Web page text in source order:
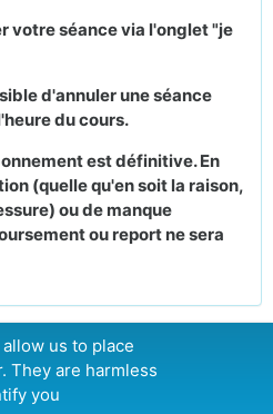
votre séance via l'onglet "je
d'annuler une séance
du cours.
est définitive. En
(quelle qu'en soit la raison,
ou de manque
ou report ne sera
us to place
They are harmless
you